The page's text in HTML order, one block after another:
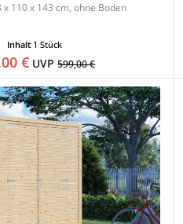
x 110 x 143 cm, ohne Boden
Inhalt 1 Stück
€ UVP599,00 €